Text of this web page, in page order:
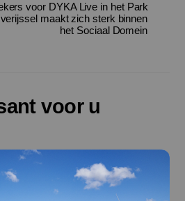
voor DYKA Live in het Park
maakt zich sterk binnen
het Sociaal Domein
voor u